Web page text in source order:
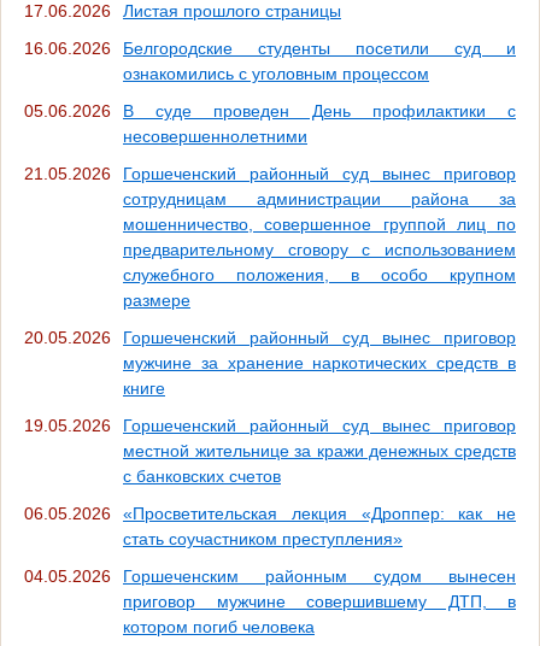
17.06.2026
Листая прошлого страницы
16.06.2026
Белгородские студенты посетили суд и
ознакомились с уголовным процессом
05.06.2026
В суде проведен День профилактики с
несовершеннолетними
21.05.2026
Горшеченский районный суд вынес приговор
сотрудницам администрации района за
мошенничество, совершенное группой лиц по
предварительному сговору с использованием
служебного положения, в особо крупном
размере
20.05.2026
Горшеченский районный суд вынес приговор
мужчине за хранение наркотических средств в
книге
19.05.2026
Горшеченский районный суд вынес приговор
местной жительнице за кражи денежных средств
с банковских счетов
06.05.2026
«Просветительская лекция «Дроппер: как не
стать соучастником преступления»
04.05.2026
Горшеченским районным судом вынесен
приговор мужчине совершившему ДТП, в
котором погиб человека